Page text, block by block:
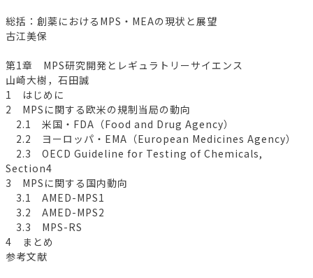
総括：創薬におけるMPS・MEAの現状と展望
古江美保
第1章 MPS研究開発とレギュラトリーサイエンス
山崎大樹，石田誠
1 はじめに
2 MPSに関する欧米の規制当局の動向
2.1 米国・FDA（Food and Drug Agency）
2.2 ヨーロッパ・EMA（European Medicines Agency）
2.3 OECD Guideline for Testing of Chemicals,
Section4
3 MPSに関する国内動向
3.1 AMED-MPS1
3.2 AMED-MPS2
3.3 MPS-RS
4 まとめ
参考文献